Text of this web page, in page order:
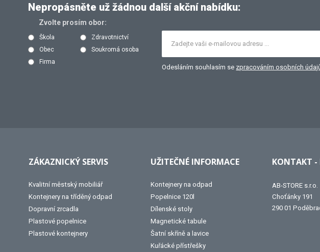
Nepropásněte už žádnou další akční nabídku:
Zvolte prosím obor:
Škola
Zdravotnictví
Obec
Soukromá osoba
Firma
Odesláním souhlasím se zpracováním osobních
ZÁKAZNICKÝ SERVIS
Kvalitní městský mobiliář
Kontejnery na tříděný odpad
Dopravní zrcadla
Plastové popelnice
Plastové kontejnery
UŽITEČNÉ INFORMACE
Kontejnery na odpad
Popelnice 120l
Dílenské stoly
Magnetické tabule
Šatní skříně a lavice
Kuřácké přístřešky
KONTAKT -
AB-STORE s.r.o.
Choťánky 191
290 01